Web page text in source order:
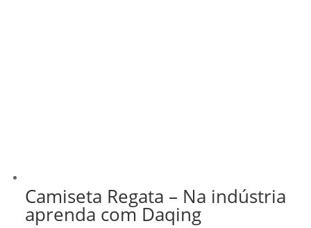
Camiseta Regata – Na indústria
aprenda com Daqing